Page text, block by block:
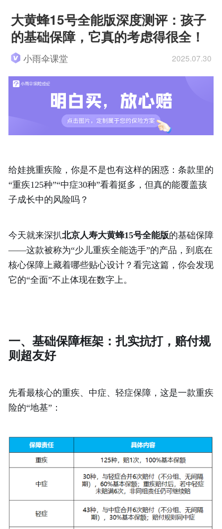
大黄蜂15号全能版深度测评：孩子
的基础保障，它真的考虑得很全！
小雨伞课堂 2025.07.30
给娃挑重疾险，你是不是也有这样的困惑：条款里的
“重疾125种”“中症30种”看着挺多，但真的能覆盖孩
子成长中的风险吗？
今天就来深扒北京人寿大黄蜂15号全能版的基础保障
——这款被称为“少儿重疾全能选手”的产品，到底在
核心保障上藏着哪些贴心设计？看完这篇，你会发现
它的“全面”不止体现在数字上。
一、 基础保障框架：扎实抗打，赔付规
则超友好
先看最核心的重疾、中症、轻症保障，这是一款重疾
险的“地基”：